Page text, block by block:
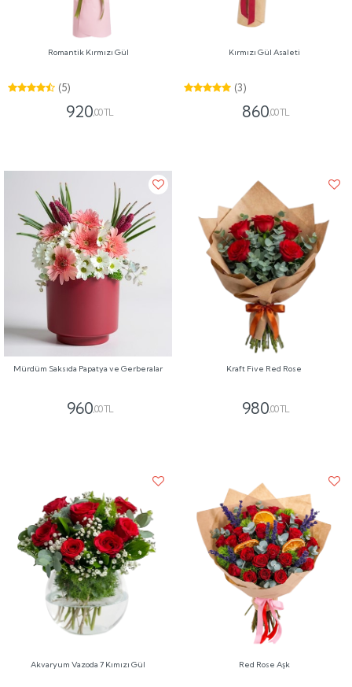
Romantik Kırmızı Gül
(5)
920,00 TL
Kırmızı Gül Asaleti
(3)
860,00 TL
Mürdüm Saksıda Papatya ve Gerberalar
960,00 TL
Kraft Five Red Rose
980,00 TL
Akvaryum Vazoda 7 Kımızı Gül Red Rose Aşk